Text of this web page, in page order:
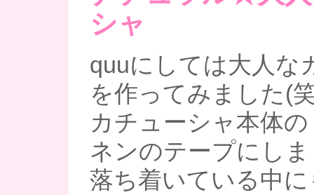
シャ
quuにしては大人な
を作ってみました(
カチューシャ本体
ネンのテープにし
落ち着いている中